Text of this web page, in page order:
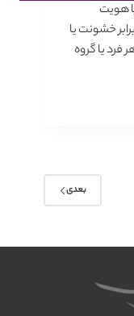
هویت
خشونت یا
فرد یا گروه
بعدی